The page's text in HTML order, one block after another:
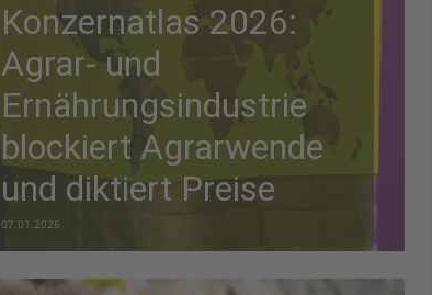
Konzernatlas 2026:
Agrar- und
Ernährungsindustrie
blockiert Agrarwende
und diktiert Preise
07.01.2026